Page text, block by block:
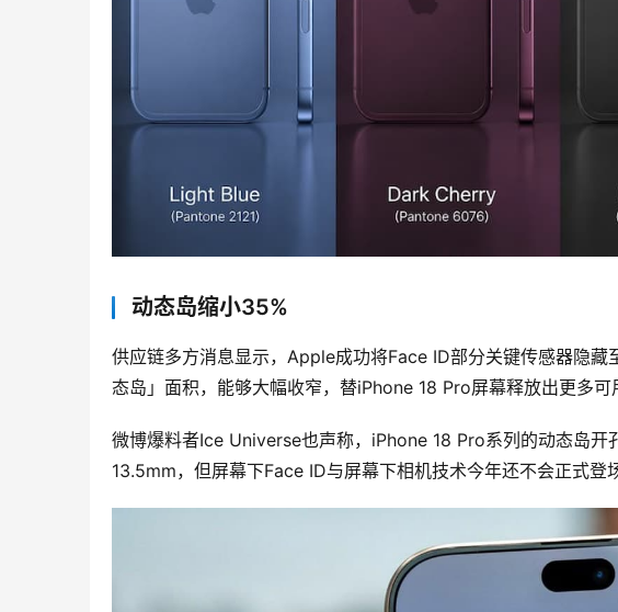
动态岛缩小35%
供应链多方消息显示，Apple成功将Face ID部分关键传感器隐
态岛」面积，能够大幅收窄，替iPhone 18 Pro屏幕释放出更多可
微博爆料者Ice Universe也声称，iPhone 18 Pro系列的动态岛
13.5mm，但屏幕下Face ID与屏幕下相机技术今年还不会正式登场